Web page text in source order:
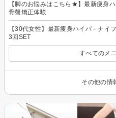
【脚のお悩みはこちら★】最新痩身
骨盤矯正体験
【30代女性】最新痩身ハイパ－ナイ
3回SET
すべてのメ
その他の情